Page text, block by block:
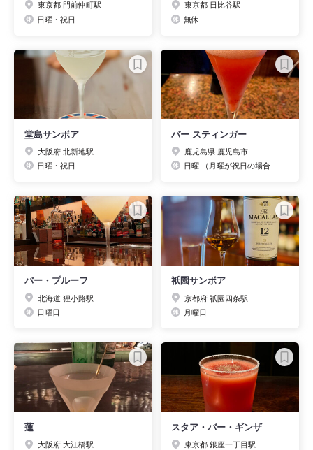
東京都 門前仲町駅
日曜・祝日
東京都 日比谷駅
無休
堂島サンボア
大阪府 北新地駅
日曜・祝日
バー スティンガー
鹿児島県 鹿児島市
バー・プルーフ
北海道 狸小路駅
日曜日
祇園サンボア
京都府 祇園四条駅
月曜日
蓮
大阪府 大江橋駅
スタア・バー・ギンザ
東京都 銀座一丁目駅